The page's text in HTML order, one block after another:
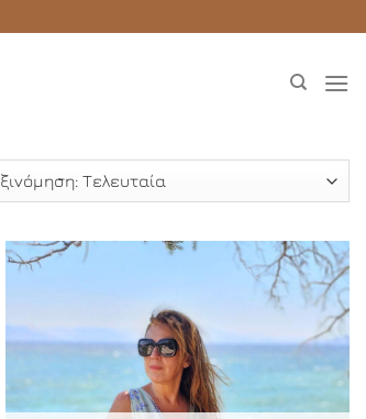
Add to
Wishlist